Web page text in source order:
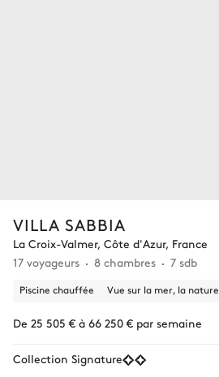
VILLA SABBIA
La Croix-Valmer, Côte d'Azur, France
17 voyageurs
8 chambres 7 sdb
Piscine chauffée Vue sur la mer, la nature
De 25 505 € à 66 250 € par semaine
Collection Signature